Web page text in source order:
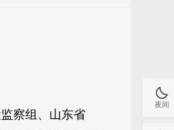
察组、山东省
夜间